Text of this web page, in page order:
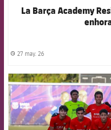
La Barça Academy
label.share.clock
27 may. 26